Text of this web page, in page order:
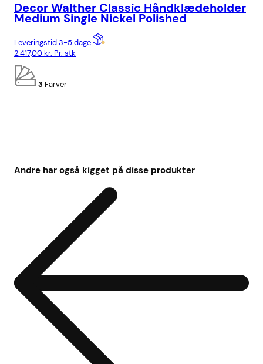
Decor Walther Classic Håndklædeholder
Medium Single Nickel Polished
Leveringstid 3-5 dage
2.417,00kr. Pr. stk
3 Farver
Andre har også kigget på disse produkter